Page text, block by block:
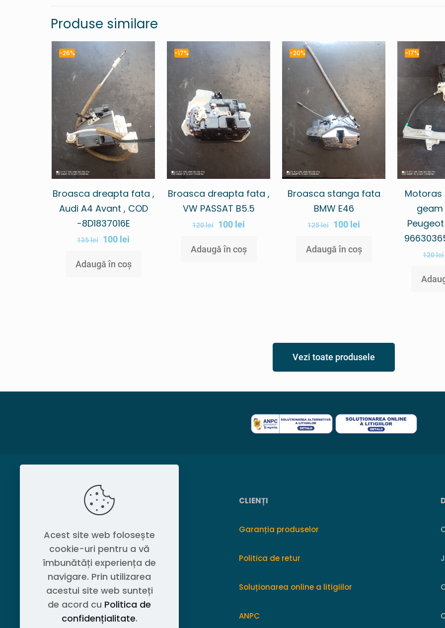
Produse similare
-26%
Broasca dreapta fata ,
Audi A4 Avant , COD
-8D1837016E
135lei 100 lei
Adaugă în coș
-17%
Broasca dreapta fata ,
VW PASSAT B5.5
120lei 100 lei
Adaugă în coș
-20%
Broasca stanga fata
BMW E46
125lei 100 lei
Adaugă în coș
-17%
120lei
Vezi toate produsele
Politica de confidențialitate
Contact OEM LOGISTIC DPG
CLIENȚI
Garanția produselor
Politica de retur
Soluționarea online a litigiilor
ANPC
Acest site web folosește
cookie-uri pentru a vă
îmbunătăți experiența de
navigare. Prin utilizarea
acestui site web sunteți
de acord cu Politica de
confidențialitate.